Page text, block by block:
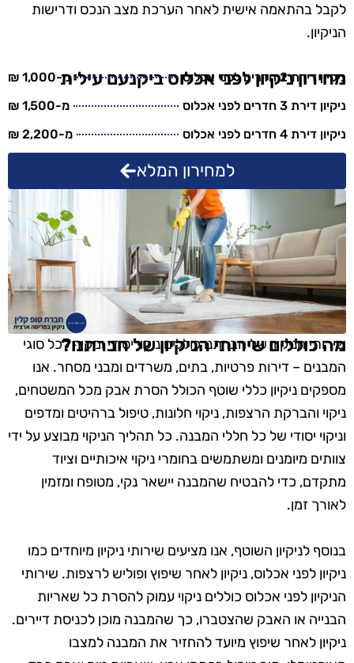
לקבל בהתאמה אישית לאחר הערכת מצב הנכס ודרישות
הניקיון.
מחירון ניקיון לפני אכלוס ביקנעם עילית
ניקיון דירת 2 חדרים לפני אכלוס
מ-1,000 ₪
ניקיון דירת 3 חדרים לפני אכלוס
מ-1,500 ₪
ניקיון דירת 4 חדרים לפני אכלוס
מ-2,200 ₪
למחירון המלא
מה כוללים שירותי הניקיון של חברתנו?
שירותי הניקיון של חברתנו כוללים ניקוי יסודי ומקיף לכל סוגי
המבנים – דירות פרטיות, בתים, משרדים ומבני מסחר. אנו
מספקים ניקיון כללי שוטף הכולל הסרת אבק מכל המשטחים,
ניקוי והברקת הרצפות, ניקוי חלונות, טיפול ברהיטים ומדפים
וניקוי יסודי של כל חללי המבנה. כל תהליך הניקוי מבוצע על ידי
צוותים מיומנים ומשתמשים בחומרי ניקוי איכותיים וציוד
מתקדם, כדי להבטיח שהמבנה יישאר נקי, מטופח ומזמין
לאורך זמן.
בנוסף לניקיון השוטף, אנו מציעים שירותי ניקיון מיוחדים כמו
ניקיון לפני אכלוס, ניקיון לאחר שיפוץ ופוליש לרצפות. שירותי
הניקיון לפני אכלוס כוללים ניקוי עמוק להסרת כל שאריות
הבנייה או האבק שהצטברו, כך שהמבנה מוכן לכניסת דיירים.
ניקיון לאחר שיפוץ מיועד להחזיר את המבנה למצבו